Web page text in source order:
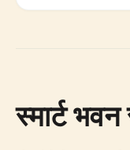
स्मार्ट